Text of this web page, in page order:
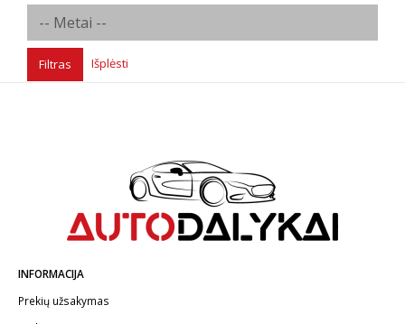
Filtras Išplėsti
INFORMACIJA
Prekių užsakymas